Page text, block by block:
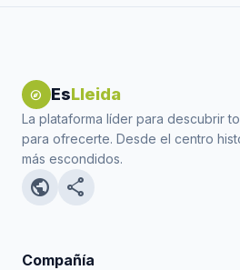
explore EsLleida
La plataforma líder para descubrir
para ofrecerte. Desde el centro
más escondidos.
public share
Compañía